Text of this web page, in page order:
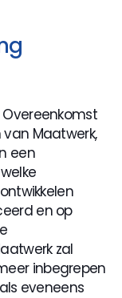
Maatwerk,
een
en op
zal
inbegrepen
eveneens